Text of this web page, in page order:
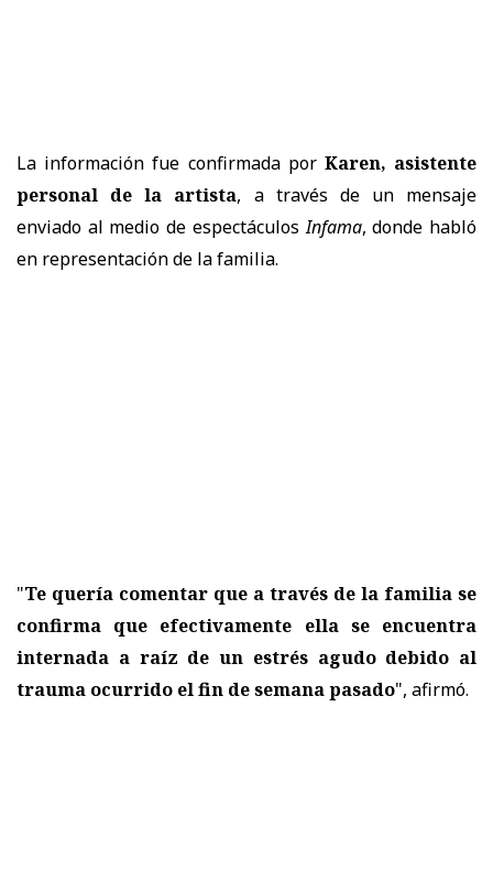
La información fue confirmada por Karen, asistente
personal de la artista, a través de un mensaje
enviado al medio de espectáculosInfama, donde habló
en representación de la familia.
"Te quería comentar que a través de la familia se
confirma que efectivamente ella se encuentra
internada a raíz de un estrés agudo debido al
trauma ocurrido el fin de semana pasado", afirmó.